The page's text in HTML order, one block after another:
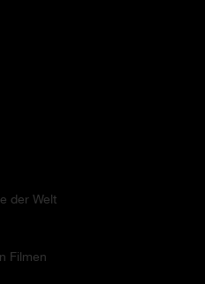
der Welt
Filmen